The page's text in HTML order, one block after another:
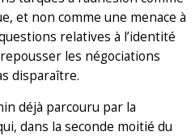
et non comme une menace à
relatives à l’identité
les négociations
disparaître.
déjà parcouru par la
dans la seconde moitié du